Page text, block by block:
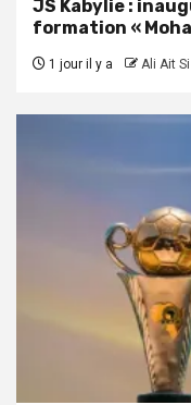
JS Kabylie :
formation «
1 jour il y a Ali Ait